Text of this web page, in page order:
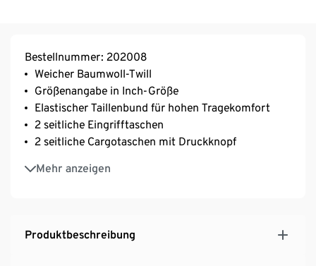
Bestellnummer: 202008
Weicher Baumwoll-Twill
Größenangabe in Inch-Größe
Elastischer Taillenbund für hohen Tragekomfort
2 seitliche Eingrifftaschen
2 seitliche Cargotaschen mit Druckknopf
Mehr anzeigen
2 Gesäßtaschen mit Druckknopf
Mit Markenelasthan: formbeständig, perfekter Sitz,
hoher Tragekomfort
Produktbeschreibung